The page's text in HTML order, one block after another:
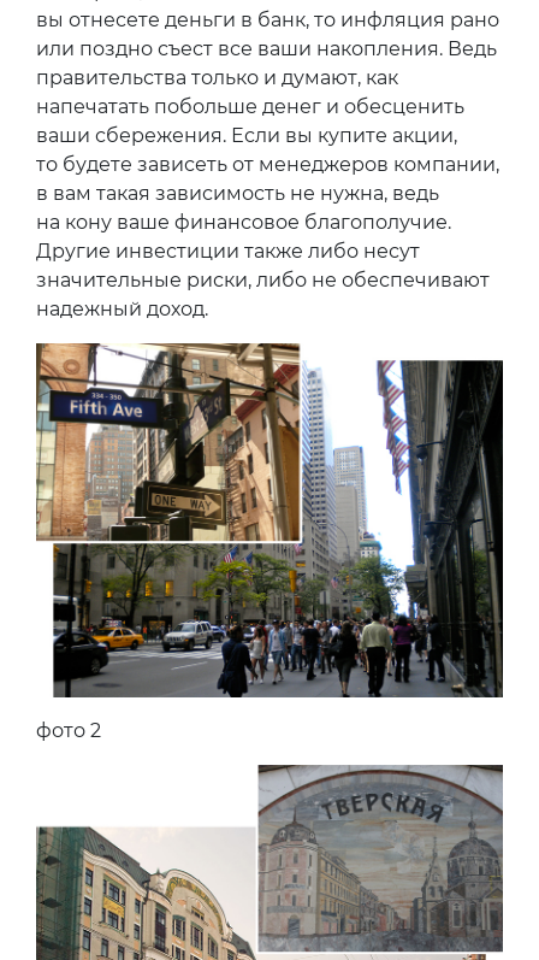
вы отнесете деньги в банк, то инфляция рано
или поздно съест все ваши накопления. Ведь
правительства только и думают, как
напечатать побольше денег и обесценить
ваши сбережения. Если вы купите акции,
то будете зависеть от менеджеров компании,
в вам такая зависимость не нужна, ведь
на кону ваше финансовое благополучие.
Другие инвестиции также либо несут
значительные риски, либо не обеспечивают
надежный доход.
фото 2